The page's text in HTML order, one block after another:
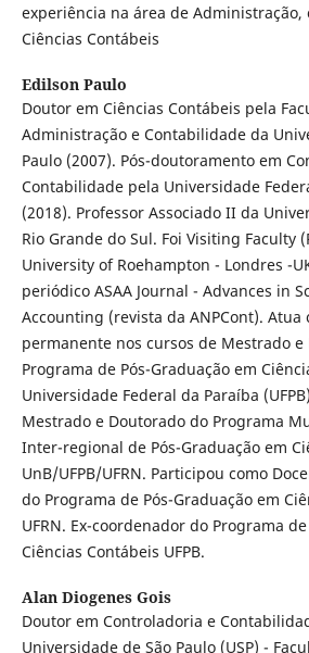
experiência na área de Administração,
Ciências Contábeis
Edilson Paulo
Doutor em Ciências Contábeis pela
Administração e Contabilidade da
Paulo (2007). Pós-doutoramento em
Contabilidade pela Universidade
(2018). Professor Associado II da
Rio Grande do Sul. Foi Visiting Faculty
University of Roehampton - Londres -
periódico ASAA Journal - Advances in
Accounting (revista da ANPCont). Atua
permanente nos cursos de Mestrado
Programa de Pós-Graduação em
Universidade Federal da Paraíba
Mestrado e Doutorado do Programa
Inter-regional de Pós-Graduação em
UnB/UFPB/UFRN. Participou como
do Programa de Pós-Graduação em
UFRN. Ex-coordenador do Programa
Ciências Contábeis UFPB.
Alan Diogenes Gois
Doutor em Controladoria e
Universidade de São Paulo (USP) -